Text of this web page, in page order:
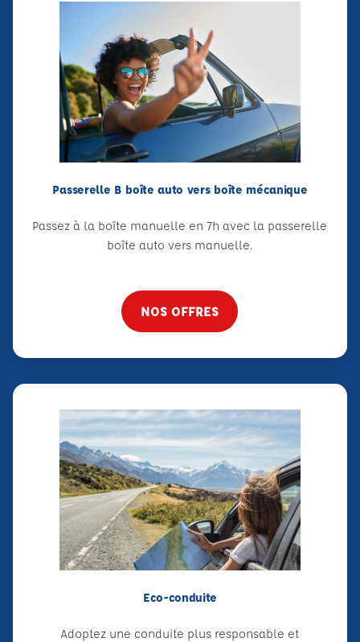
Passerelle B boîte auto vers boîte mécanique
Passez à la boîte manuelle en 7h avec la passerelle
boîte auto vers manuelle.
NOS OFFRES
Eco-conduite
Adoptez une conduite plus responsable et